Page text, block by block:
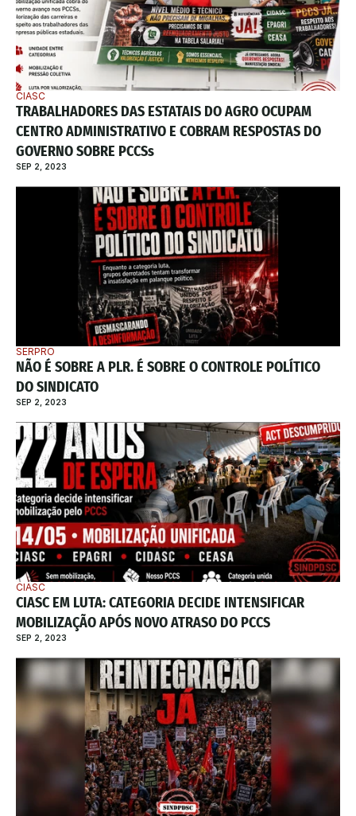
CIASC
TRABALHADORES DAS ESTATAIS DO AGRO OCUPAM
CENTRO ADMINISTRATIVO E COBRAM RESPOSTAS DO
GOVERNO SOBRE PCCSs
SEP 2, 2023
SERPRO
NÃO É SOBRE A PLR. É SOBRE O CONTROLE POLÍTICO
DO SINDICATO
SEP 2, 2023
CIASC
CIASC EM LUTA: CATEGORIA DECIDE INTENSIFICAR
MOBILIZAÇÃO APÓS NOVO ATRASO DO PCCS
SEP 2, 2023